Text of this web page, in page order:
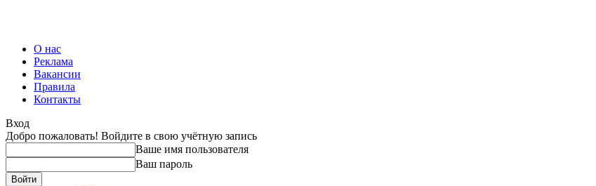
О нас
Реклама
Вакансии
Правила
Контакты
Вход
Добро пожаловать! Войдите в свою учётную запись
Ваше имя пользователя
Ваш пароль